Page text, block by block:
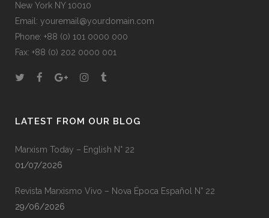
New York NY 10010
Email: youremail@yourdomain.com
Phone: +88 (0) 101 0000 000
Fax: +88 (0) 202 0000 001
LATEST FROM OUR BLOG
Marxism Today – English N° 22
01/07/2026
Revista Marxismo Vivo – Nova Época Español N° 22
29/06/2026